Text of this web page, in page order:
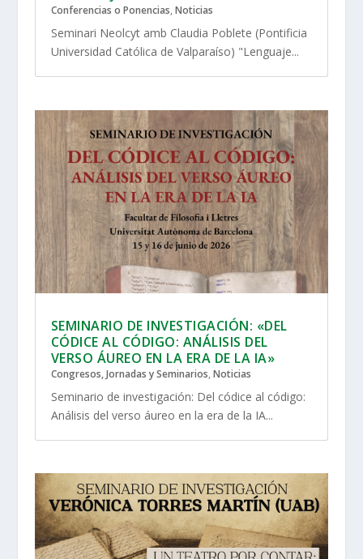
Conferencias o Ponencias, Noticias
Seminari Neolcyt amb Claudia Poblete (Pontificia
Universidad Católica de Valparaíso) "Lenguaje...
SEMINARIO DE INVESTIGACIÓN: «DEL
CÓDICE AL CÓDIGO: ANÁLISIS DEL
VERSO ÁUREO EN LA ERA DE LA IA»
Congresos, Jornadas y Seminarios, Noticias
Seminario de investigación: Del códice al código:
Análisis del verso áureo en la era de la IA...